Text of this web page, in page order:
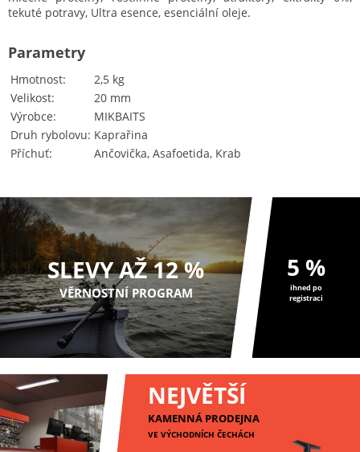
tekuté potravy, Ultra esence, esenciální oleje.
Hmotnost
2,5 kg
Velikost
20 mm
Výrobce
MIKBAITS
Druh rybolovu Kaprařina
Příchuť
Ančovička, Asafoetida, Krab
Parametry
SLEVY AŽ 12 %
VĚRNOSTNÍ PROGRAM
5 %
ihned po
registraci
NEJVĚTŠÍ
KAMENNÁ PRODEJNA
VE VÝCHODNÍCH ČECHÁCH